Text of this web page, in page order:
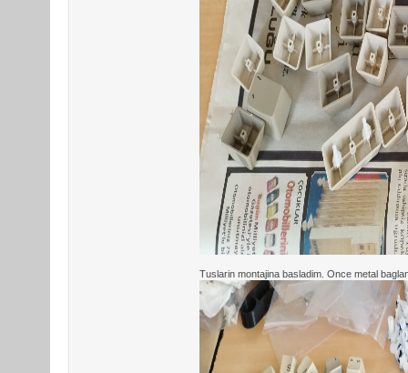
Tuslarin montajina basladim. Once metal